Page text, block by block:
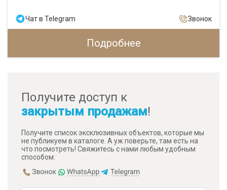
Чат в Telegram Звонок
Подробнее
Получите доступ к
закрытым продажам!
Получите список эксклюзивных объектов, которые мы
не публикуем в каталоге. А уж поверьте, там есть на
что посмотреть! Свяжитесь с нами любым удобным
способом: